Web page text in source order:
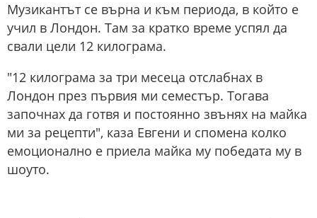
Музикантът се върна и към периода, в който е
учил в Лондон. Там за кратко време успял да
свали цели 12 килограма.
"12 килограма за три месеца отслабнах в
Лондон през първия ми семестър. Тогава
започнах да готвя и постоянно звънях на майка
ми за рецепти", каза Евгени и спомена колко
емоционално е приела майка му победата му в
шоуто.